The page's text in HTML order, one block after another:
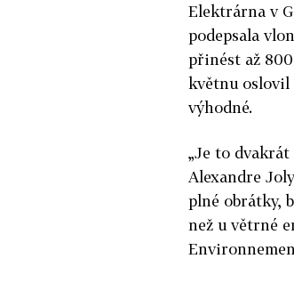
Elektrárna v
podepsala
přinést až
květnu oslovil
výhodné.
„Je to
Alexandre
plné obrátky,
než u větrné